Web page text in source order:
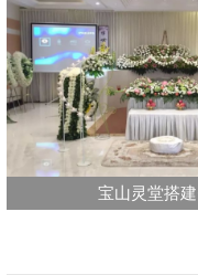
宝山灵堂搭